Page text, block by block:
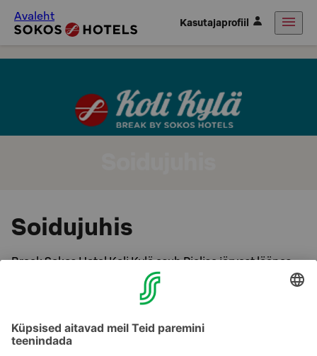
Avaleht Kasutajaprofiil
Soidujuhis
Break Sokos Hotel Koli Kylä asub Pielise järvest läänes,
poolel teel Joensuu ja Nurmese vahel (Kolintie 94 B,
Sõitke maanteed 6 kuni Kolin Porttini ja seejärel pöörake
Kolintiele (tee 504). Sõitke mööda Kolintied üheksa